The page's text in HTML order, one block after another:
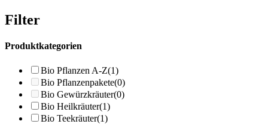
Filter
Produktkategorien
Bio Pflanzen A-Z(1)
Bio Pflanzenpakete(0)
Bio Gewürzkräuter(0)
Bio Heilkräuter(1)
Bio Teekräuter(1)